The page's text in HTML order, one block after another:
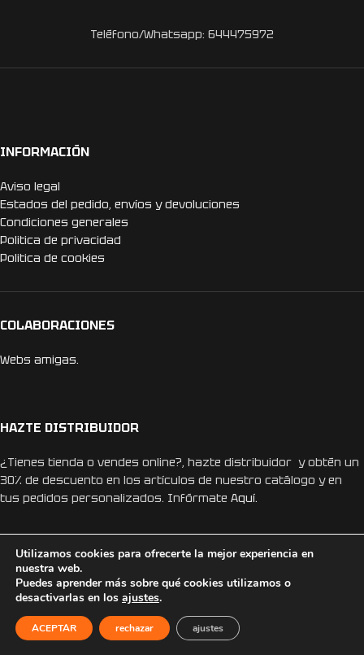
Teléfono/Whatsapp: 644475972
INFORMACIÓN
Aviso legal
Estados del pedido, envíos y devoluciones
Condiciones generales
Politica de privacidad
Politica de cookies
COLABORACIONES
Webs amigas.
HAZTE DISTRIBUIDOR
¿Tienes tienda o vendes online?, hazte distribuidor y obtén un
30% de descuento en los artículos de nuestro catálogo y en
tus pedidos personalizados. Infórmate Aquí.
REDES SOCIALES
Instagram
Utilizamos cookies para ofrecerte la mejor experiencia en
nuestra web.
Puedes aprender más sobre qué cookies utilizamos o
desactivarlas en los ajustes.
ACEPTAR rechazar ajustes